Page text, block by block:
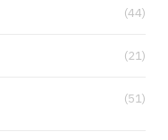
(44)
(21)
(51)